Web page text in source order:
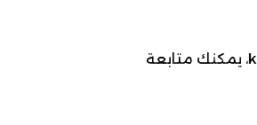
موعد مباراة كولن ضد هايدنهايم ، 2026-05-10، ضمن بطولة الدوري الألماني (البوندسليغا) لـ كرة قدم. عبر كوورة لايف – kooralife، يمكنك متابعة